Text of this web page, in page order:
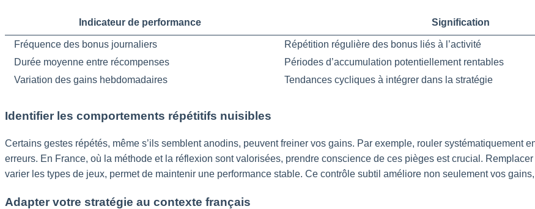
Indicateur de performance Signification
Fréquence des bonus journaliers
Répétition régulière des bonus liés à l’activité
Durée moyenne entre récompenses
Périodes d’accumulation potentiellement rentables
Variation des gains hebdomadaires
Tendances cycliques à intégrer dans la stratégie
Identifier les comportements répétitifs nuisibles
Certains gestes répétés, même s’ils semblent anodins, peuvent freiner vos gains. Par exemple, rouler systématiquement
erreurs. En France, où la méthode et la réflexion sont valorisées, prendre conscience de ces pièges est crucial.
varier les types de jeux, permet de maintenir une performance stable. Ce contrôle subtil améliore non seulement vos
Adapter votre stratégie au contexte français